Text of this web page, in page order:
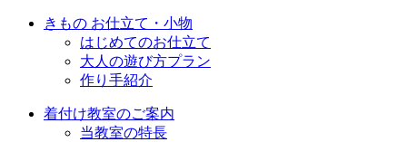
きもの お仕立て・小物
はじめてのお仕立て
大人の遊び方プラン
作り手紹介
着付け教室のご案内
当教室の特長